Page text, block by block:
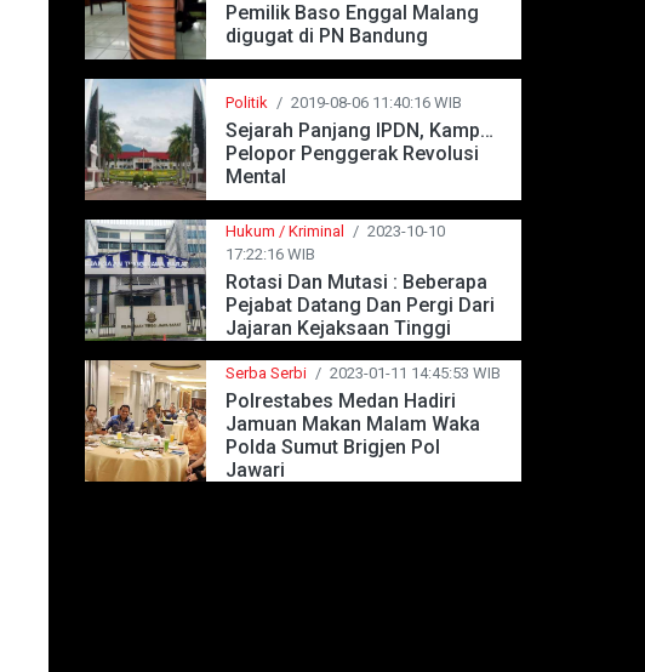
Pemilik Baso Enggal Malang
digugat di PN Bandung
Politik / 2019-08-06 11:40:16 WIB
Sejarah Panjang IPDN, Kampus
Pelopor Penggerak Revolusi
Mental
Hukum / Kriminal / 2023-10-10
17:22:16 WIB
Rotasi Dan Mutasi : Beberapa
Pejabat Datang Dan Pergi Dari
Jajaran Kejaksaan Tinggi
Serba Serbi / 2023-01-11 14:45:53 WIB
Polrestabes Medan Hadiri
Jamuan Makan Malam Waka
Polda Sumut Brigjen Pol
Jawari